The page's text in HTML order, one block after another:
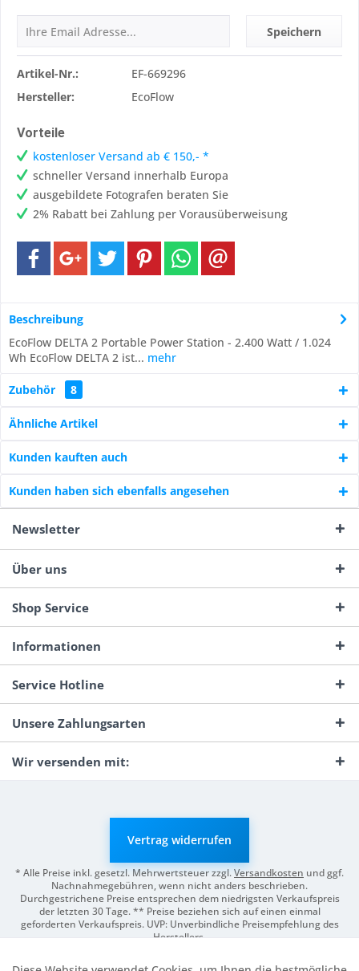
Speichern
Artikel-Nr.:
EF-669296
Hersteller:
EcoFlow
Vorteile
kostenloser Versand ab € 150,- *
schneller Versand innerhalb Europa
ausgebildete Fotografen beraten Sie
2% Rabatt bei Zahlung per Vorausüberweisung
Beschreibung
EcoFlow DELTA 2 Portable Power Station - 2.400 Watt / 1.024
Wh EcoFlow DELTA 2 ist... mehr
Zubehör 8
Ähnliche Artikel
Kunden kauften auch
Kunden haben sich ebenfalls angesehen
Newsletter
Über uns
Shop Service
Informationen
Service Hotline
Unsere Zahlungsarten
Wir versenden mit:
Vertrag widerrufen
* Alle Preise inkl. gesetzl. Mehrwertsteuer zzgl.Versandkosten und ggf.
Nachnahmegebühren, wenn nicht anders beschrieben.
Durchgestrichene Preise entsprechen dem niedrigsten Verkaufspreis
der letzten 30 Tage. ** Preise beziehen sich auf einen einmal
geforderten Verkaufspreis. UVP: Unverbindliche Preisempfehlung des
Herstellers.